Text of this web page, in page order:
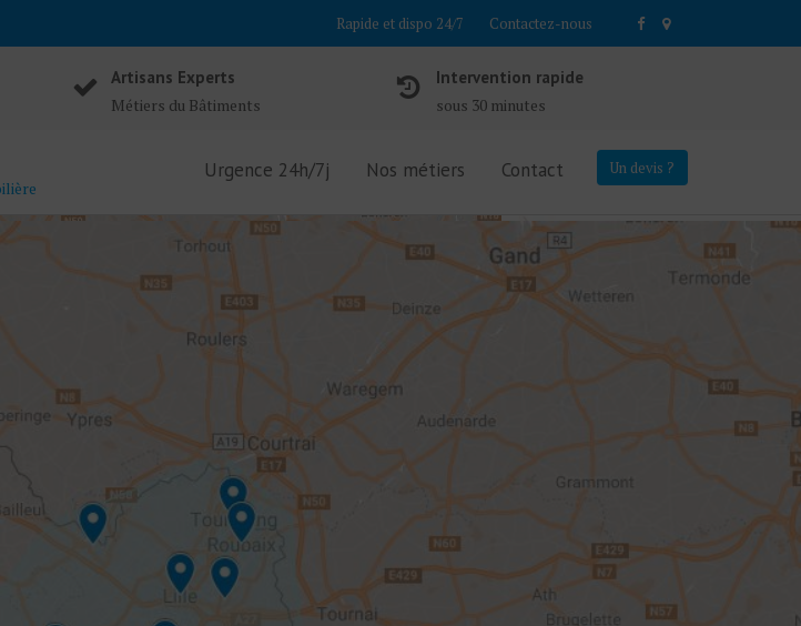
Rapide et dispo 24/7 Contactez-nous
Artisans Experts
Métiers du Bâtiments
Intervention rapide
sous 30 minutes
Un devis ?
Urgence 24h/7j Nos métiers Contact